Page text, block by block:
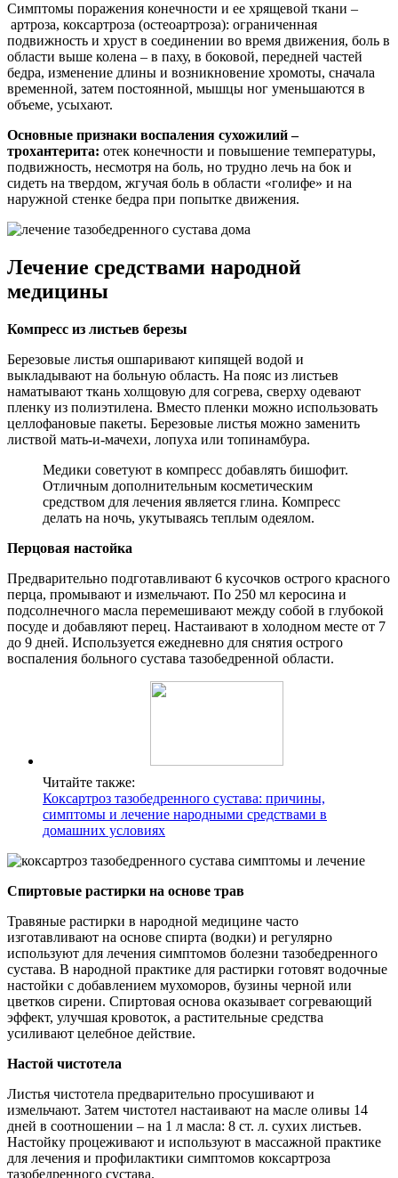
Симптомы поражения конечности и ее хрящевой ткани –
артроза, коксартроза (остеоартроза): ограниченная
подвижность и хруст в соединении во время движения, боль в
области выше колена – в паху, в боковой, передней частей
бедра, изменение длины и возникновение хромоты, сначала
временной, затем постоянной, мышцы ног уменьшаются в
объеме, усыхают.
Основные признаки воспаления сухожилий –
трохантерита: отек конечности и повышение температуры,
подвижность, несмотря на боль, но трудно лечь на бок и
сидеть на твердом, жгучая боль в области «голифе» и на
наружной стенке бедра при попытке движения.
Лечение средствами народной
медицины
Компресс из листьев березы
Березовые листья ошпаривают кипящей водой и
выкладывают на больную область. На пояс из листьев
наматывают ткань холщовую для согрева, сверху одевают
пленку из полиэтилена. Вместо пленки можно использовать
целлофановые пакеты. Березовые листья можно заменить
листвой мать-и-мачехи, лопуха или топинамбура.
Медики советуют в компресс добавлять бишофит.
Отличным дополнительным косметическим
средством для лечения является глина. Компресс
делать на ночь, укутываясь теплым одеялом.
Перцовая настойка
Предварительно подготавливают 6 кусочков острого красного
перца, промывают и измельчают. По 250 мл керосина и
подсолнечного масла перемешивают между собой в глубокой
посуде и добавляют перец. Настаивают в холодном месте от 7
до 9 дней. Используется ежедневно для снятия острого
воспаления больного сустава тазобедренной области.
Читайте также:
Коксартроз тазобедренного сустава: причины,
симптомы и лечение народными средствами в
домашних условиях
Спиртовые растирки на основе трав
Травяные растирки в народной медицине часто
изготавливают на основе спирта (водки) и регулярно
используют для лечения симптомов болезни тазобедренного
сустава. В народной практике для растирки готовят водочные
настойки с добавлением мухоморов, бузины черной или
цветков сирени. Спиртовая основа оказывает согревающий
эффект, улучшая кровоток, а растительные средства
усиливают целебное действие.
Настой чистотела
Листья чистотела предварительно просушивают и
измельчают. Затем чистотел настаивают на масле оливы 14
дней в соотношении – на 1 л масла: 8 ст. л. сухих листьев.
Настойку процеживают и используют в массажной практике
для лечения и профилактики симптомов коксартроза
тазобедренного сустава.